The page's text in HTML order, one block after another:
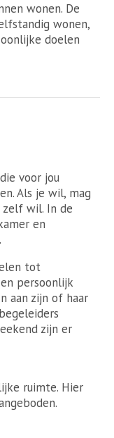
wonen. De
wonen,
doelen
voor jou
Als je wil, mag
zelf wil. In de
en
tot
persoonlijk
aan zijn of haar
zijn er
ruimte. Hier